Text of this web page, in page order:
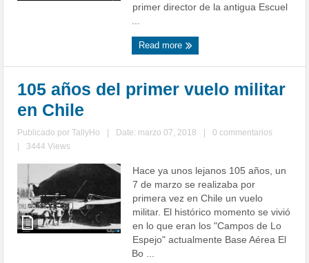
primer director de la antigua Escuel
...
Read more
105 años del primer vuelo militar
en Chile
Publicado porTallyHo Date: marzo 07, 2018
0 commentarios
3444 Views
Hace ya unos lejanos 105 años, un
7 de marzo se realizaba por
primera vez en Chile un vuelo
militar. El histórico momento se vivió
en lo que eran los "Campos de Lo
Espejo" actualmente Base Aérea El
Bo ...